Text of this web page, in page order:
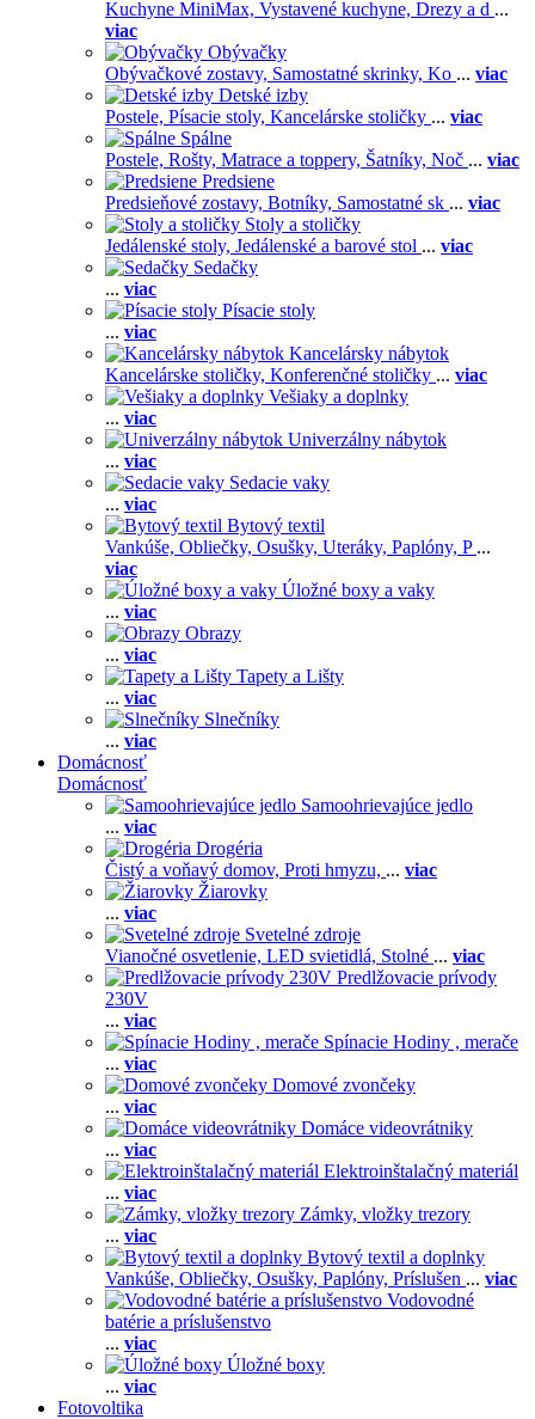
Kuchyne MiniMax, Vystavené kuchyne, Drezy a d ...
viac
Obývačky
Obývačkové zostavy, Samostatné skrinky, Ko ... viac
Detské izby
Postele, Písacie stoly, Kancelárske stoličky ... viac
Spálne
Postele, Rošty, Matrace a toppery, Šatníky, Noč ... viac
Predsiene
Predsieňové zostavy, Botníky, Samostatné sk ... viac
Stoly a stoličky
Jedálenské stoly, Jedálenské a barové stol ... viac
Sedačky
... viac
Písacie stoly
... viac
Kancelársky nábytok
Kancelárske stoličky, Konferenčné stoličky ... viac
Vešiaky a doplnky
... viac
Univerzálny nábytok
... viac
Sedacie vaky
... viac
Bytový textil
Vankúše, Obliečky, Osušky, Uteráky, Paplóny, P ...
viac
Úložné boxy a vaky
... viac
Obrazy
... viac
Tapety a Lišty
... viac
Slnečníky
... viac
Domácnosť
Domácnosť
Samoohrievajúce jedlo
... viac
Drogéria
Čistý a voňavý domov, Proti hmyzu, ... viac
Žiarovky
... viac
Svetelné zdroje
Vianočné osvetlenie, LED svietidlá, Stolné ... viac
Predlžovacie prívody
230V
... viac
Spínacie Hodiny , merače
... viac
Domové zvončeky
... viac
Domáce videovrátniky
... viac
Elektroinštalačný materiál
... viac
Zámky, vložky trezory
... viac
Bytový textil a doplnky
Vankúše, Obliečky, Osušky, Paplóny, Príslušen ... viac
Vodovodné
batérie a príslušenstvo
... viac
Úložné boxy
... viac
Fotovoltika